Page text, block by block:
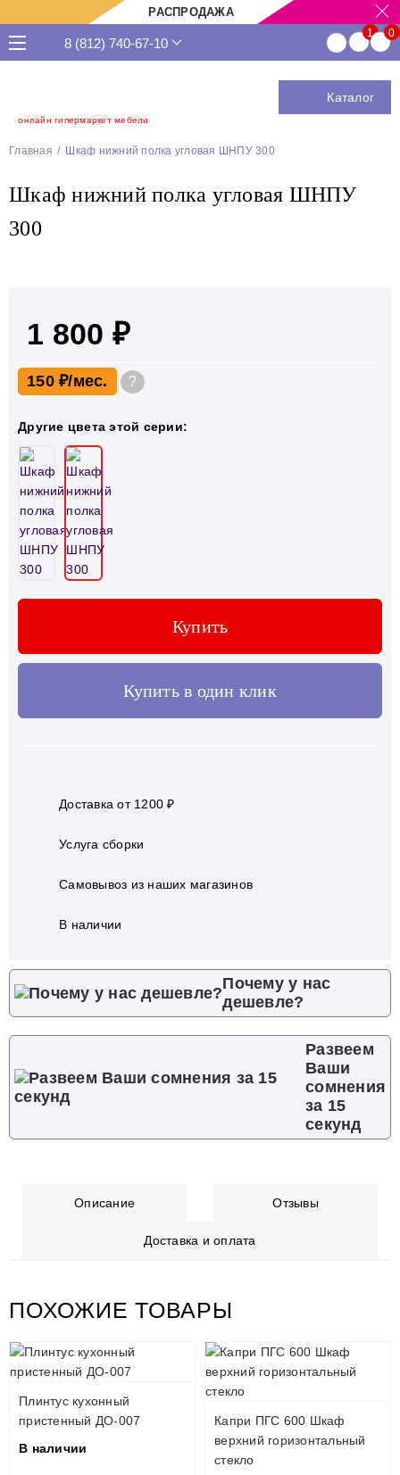
РАСПРОДАЖА
онлайн гипермаркет мебели
8 (812) 740-67-10
Каталог
Главная Шкаф нижний полка угловая ШНПУ 300
Шкаф нижний полка угловая ШНПУ
300
1 800 ₽
150 ₽ ?
Другие цвета этой серии:
Купить
Купить в один клик
Доставка от 1200 ₽
Услуга сборки
Самовывоз из наших магазинов
В наличии
Почему у нас
дешевле?
Развеем
Ваши
сомнения
за 15
секунд
Описание Отзывы
Доставка и оплата
ПОХОЖИЕ ТОВАРЫ
Плинтус кухонный
пристенный ДО-007
В наличии
Капри ПГС 600 Шкаф
верхний горизонтальный
стекло